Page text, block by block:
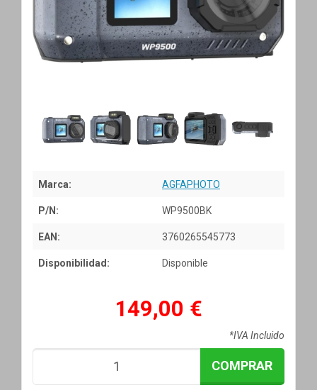
Marca: AGFAPHOTO
P/N: WP9500BK
EAN: 3760265545773
Disponibilidad: Disponible
149,00 €
*IVA Incluido
COMPRAR